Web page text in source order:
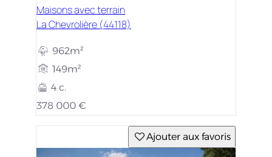
Maisons avec terrain
La Chevrolière (44118)
962m²
149m²
4 c.
378 000 €
Ajouter aux favoris